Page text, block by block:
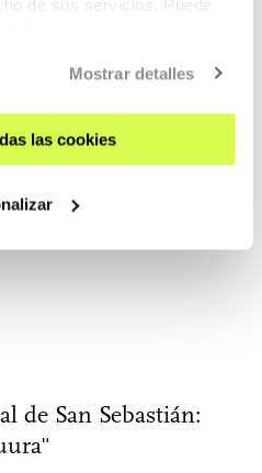
de sus servicios. Puede
Mostrar detalles
las cookies
de San Sebastián: